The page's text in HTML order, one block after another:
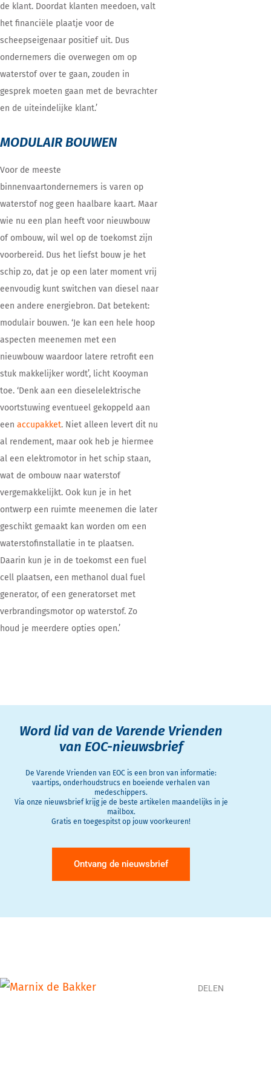
de klant. Doordat klanten meedoen, valt
het financiële plaatje voor de
scheepseigenaar positief uit. Dus
ondernemers die overwegen om op
waterstof over te gaan, zouden in
gesprek moeten gaan met de bevrachter
en de uiteindelijke klant.’
MODULAIR BOUWEN
Voor de meeste
binnenvaartondernemers is varen op
waterstof nog geen haalbare kaart. Maar
wie nu een plan heeft voor nieuwbouw
of ombouw, wil wel op de toekomst zijn
voorbereid. Dus het liefst bouw je het
schip zo, dat je op een later moment vrij
eenvoudig kunt switchen van diesel naar
een andere energiebron. Dat betekent:
modulair bouwen. ‘Je kan een hele hoop
aspecten meenemen met een
nieuwbouw waardoor latere retrofit een
stuk makkelijker wordt’, licht Kooyman
toe. ‘Denk aan een dieselelektrische
voortstuwing eventueel gekoppeld aan
een accupakket. Niet alleen levert dit nu
al rendement, maar ook heb je hiermee
al een elektromotor in het schip staan,
wat de ombouw naar waterstof
vergemakkelijkt. Ook kun je in het
ontwerp een ruimte meenemen die later
geschikt gemaakt kan worden om een
waterstofinstallatie in te plaatsen.
Daarin kun je in de toekomst een fuel
cell plaatsen, een methanol dual fuel
generator, of een generatorset met
verbrandingsmotor op waterstof. Zo
houd je meerdere opties open.’
Word lid van de Varende Vrienden
van EOC-nieuwsbrief
De Varende Vrienden van EOC is een bron van informatie:
vaartips, onderhoudstrucs en boeiende verhalen van
medeschippers.
Via onze nieuwsbrief krijg je de beste artikelen maandelijks in je
mailbox.
Gratis en toegespitst op jouw voorkeuren!
Ontvang de nieuwsbrief
DELEN